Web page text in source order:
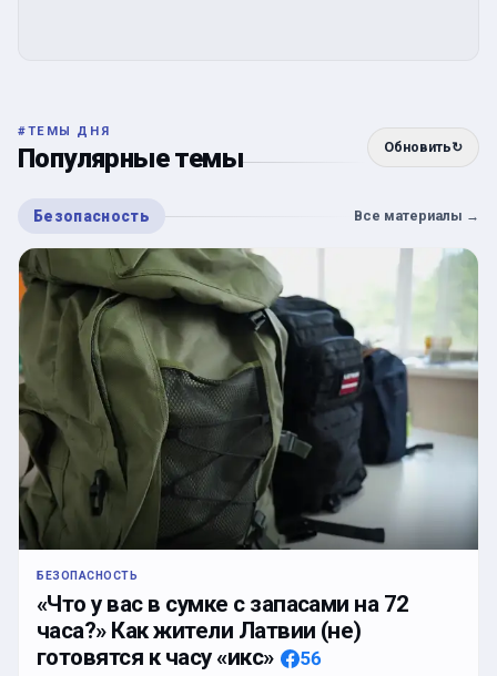
#ТЕМЫ ДНЯ
Популярные темы Обновить↻
Безопасность Все материалы →
БЕЗОПАСНОСТЬ
«Что у вас в сумке с запасами на 72
часа?» Как жители Латвии (не)
готовятся к часу «икс»
56